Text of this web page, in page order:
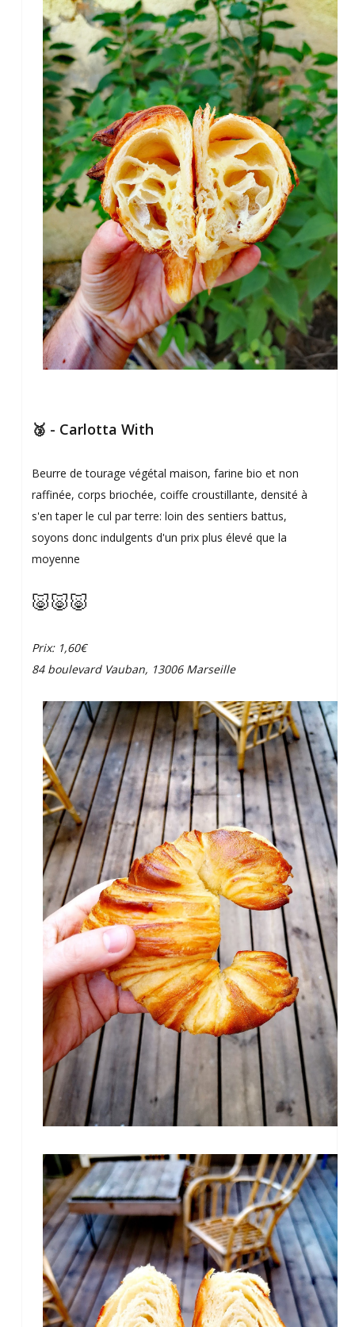
🥉 - Carlotta With
Beurre de tourage végétal maison, farine bio et non
raffinée, corps briochée, coiffe croustillante, densité à
s'en taper le cul par terre: loin des sentiers battus,
soyons donc indulgents d'un prix plus élevé que la
moyenne
🐷🐷🐷
Prix: 1,60€
84 boulevard Vauban, 13006 Marseille